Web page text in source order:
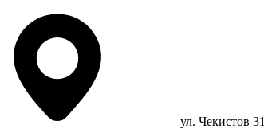
ул. Чекистов 31